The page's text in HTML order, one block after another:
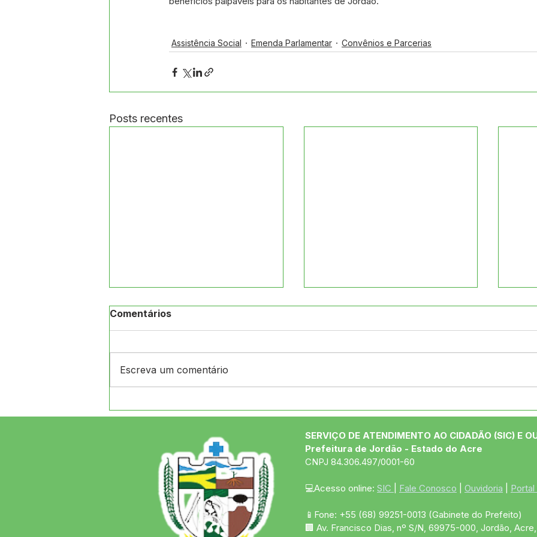
Assistência Social Emenda Parlamentar Convênios e Parcerias
Posts recentes
Secretaria de Assistência
Aldeia Arco-Íris, levando
orientações, atividades e
atendimento às famílias
indígenas.
convênio de R$ 1 milhão
com o Governo do Estado
para infraestrutura em
Jordão
da
Comentários
Escreva um comentário
SERVIÇO DE ATENDIMENTO AO CIDADÃO (SIC) E
Prefeitura de Jordão - Estado do Acre
CNPJ 84.306.497/0001-60
💻Acesso online: SIC Fale Conosco Ouvidoria
📱Fone: +55 (68) 99251-0013 (Gabinete do Prefeito)
🏢 Av. Francisco Dias, nº S/N, 69975-000, Jordão,